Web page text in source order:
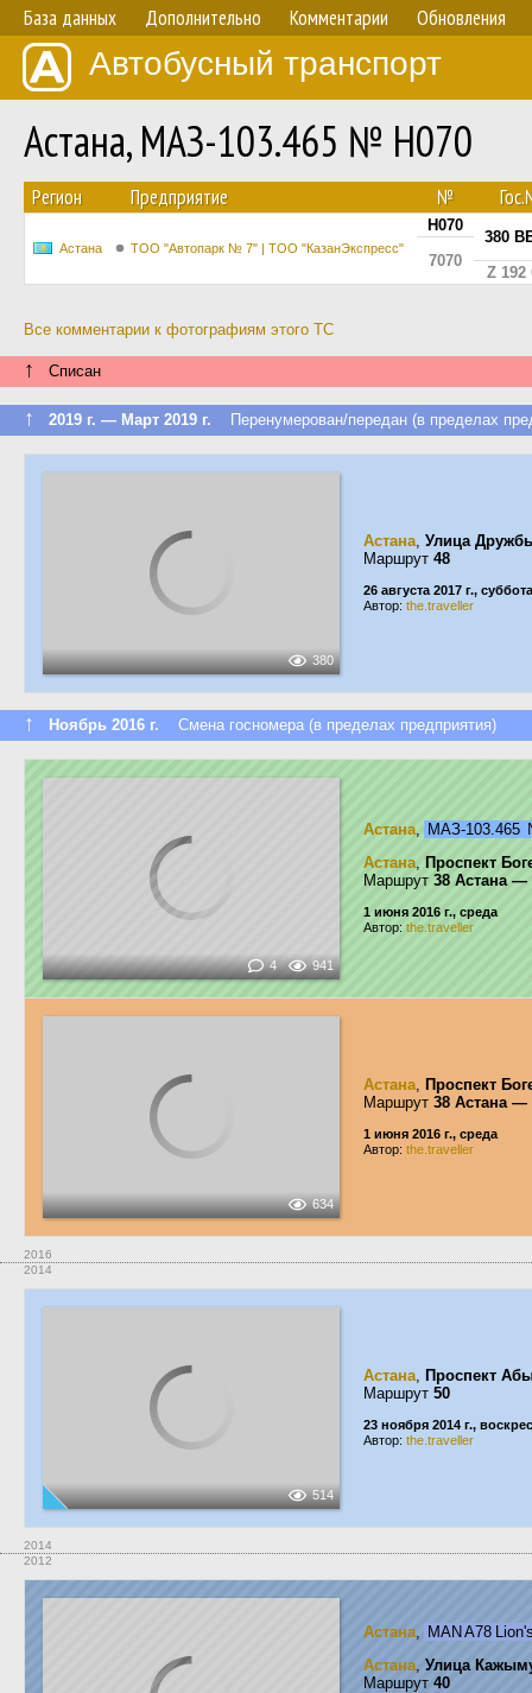
База данных Дополнительно Комментарии Обновления
Автобусный транспорт
Астана, МАЗ-103.465 № H070
Регион Предприятие №
Астана ТОО "Автопарк № 7" | ТОО "КазанЭкспресс"
H070
380
7070
Z 192
Все комментарии к фотографиям этого ТС
↑ Списан
↑ 2019 г. — Март 2019 г. Перенумерован/передан (в пределах
380
Астана, Улица
Маршрут 48
26 августа 2017 г., суббота
Автор: the.traveller
↑ Ноябрь 2016 г. Смена госномера (в пределах предприятия)
4 941
Астана, МАЗ-103.465
Астана, Проспект
Маршрут 38 Астана
1 июня 2016 г., среда
Автор: the.traveller
634
Астана, Проспект
Маршрут 38 Астана
1 июня 2016 г., среда
Автор: the.traveller
2016
2014
514
Астана, Проспект
Маршрут 50
23 ноября 2014 г.,
Автор: the.traveller
2014
2012
Астана, MAN A78
Астана, Улица
Маршрут 40